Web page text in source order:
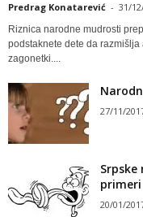
Predrag Konatarević - 31/
Riznica narodne mudrosti
podstaknete dete da
zagonetki....
27/11/
primeri
20/01/